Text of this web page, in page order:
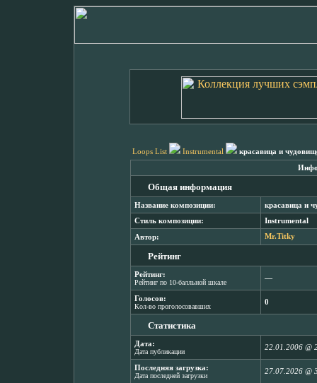
Loops List Instrumental красавица и
Общая информация
Название композиции: красавица и
Стиль композиции: Instrumental
Автор: Mr.Titky
Рейтинг
Рейтинг:
Рейтинг по 10-балльной шкале
―
Голосов:
Кол-во проголосовавших
0
Статистика
Дата:
Дата публикации
22.01.2006 @
Последняя загрузка:
Дата последней загрузки
27.07.2026 @